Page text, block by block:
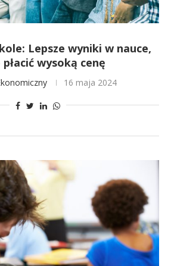
Lepsze wyniki w nauce,
wysoką cenę
16 maja 2024